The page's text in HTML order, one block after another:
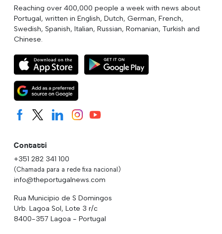
Reaching over 400,000 people a week with news about
Portugal, written in English, Dutch, German, French,
Swedish, Spanish, Italian, Russian, Romanian, Turkish and
Chinese.
Contatti
+351 282 341 100
(Chamada para a rede fixa nacional)
info@theportugalnews.com
Rua Municipio de S Domingos
Urb. Lagoa Sol, Lote 3 r/c
8400-357 Lagoa - Portugal